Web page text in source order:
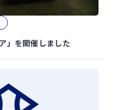
」を開催しました